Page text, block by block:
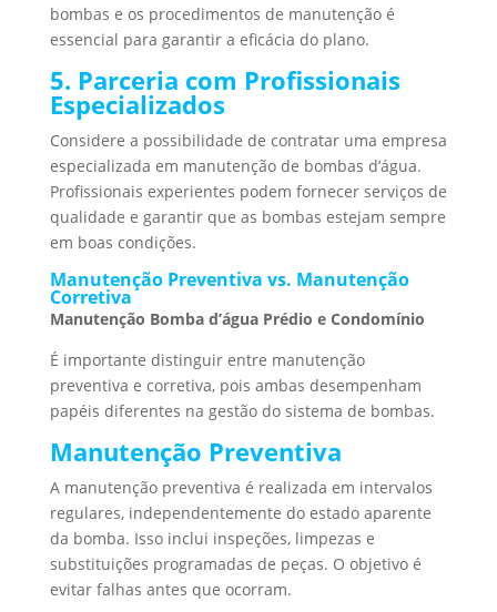
bombas e os procedimentos de manutenção é
essencial para garantir a eficácia do plano.
5. Parceria com Profissionais
Especializados
Considere a possibilidade de contratar uma empresa
especializada em manutenção de bombas d’água.
Profissionais experientes podem fornecer serviços de
qualidade e garantir que as bombas estejam sempre
em boas condições.
Manutenção Preventiva vs. Manutenção
Corretiva
Manutenção Bomba d’água Prédio e Condomínio
É importante distinguir entre manutenção
preventiva e corretiva, pois ambas desempenham
papéis diferentes na gestão do sistema de bombas.
Manutenção Preventiva
A manutenção preventiva é realizada em intervalos
regulares, independentemente do estado aparente
da bomba. Isso inclui inspeções, limpezas e
substituições programadas de peças. O objetivo é
evitar falhas antes que ocorram.